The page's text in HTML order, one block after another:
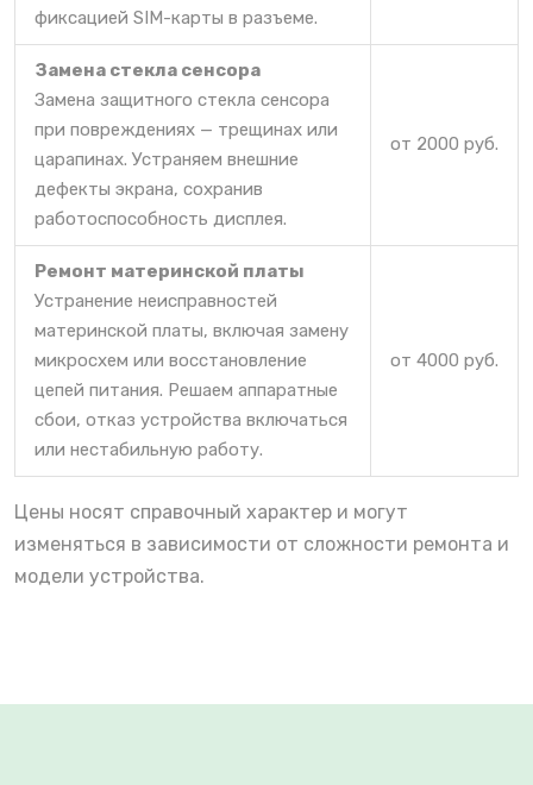
фиксацией SIM-карты в разъеме.
Замена стекла сенсора
Замена защитного стекла сенсора
при повреждениях — трещинах или
царапинах. Устраняем внешние
дефекты экрана, сохранив
работоспособность дисплея.
от 2000 руб.
Ремонт материнской платы
Устранение неисправностей
материнской платы, включая замену
микросхем или восстановление
цепей питания. Решаем аппаратные
сбои, отказ устройства включаться
или нестабильную работу.
от 4000 руб.
Цены носят справочный характер и могут
изменяться в зависимости от сложности ремонта и
модели устройства.